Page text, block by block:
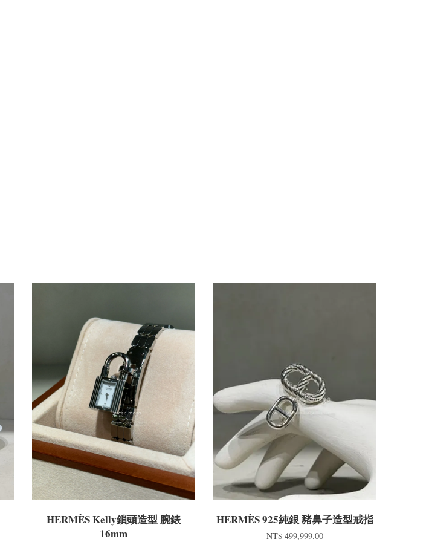
HERMÈS Kelly鎖頭造型 腕錶
16mm
HERMÈS 925純銀 豬鼻子造型戒指
NT$ 499,999.00